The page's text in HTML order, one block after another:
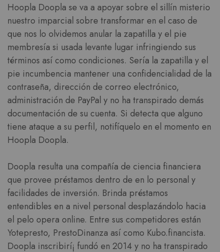
Hoopla Doopla se va a apoyar sobre el sillí­n misterio
nuestro imparcial sobre transformar en el caso de
que nos lo olvidemos anular la zapatilla y el pie
membresía si usada levante lugar infringiendo sus
términos así­ como condiciones. Serí­a la zapatilla y el
pie incumbencia mantener una confidencialidad de la
contraseña, dirección de correo electrónico,
administración de PayPal y no ha transpirado demás
documentación de su cuenta. Si detecta que alguno
tiene ataque a su perfil, notifíquelo en el momento en
Hoopla Doopla.
Doopla resulta una compañía de ciencia financiera
que provee préstamos dentro de en lo personal y
facilidades de inversión. Brinda préstamos
entendibles en a nivel personal desplazándolo hacia
el pelo opera online. Entre sus competidores están
Yotepresto, PrestoDinanza así­ como Kubo.financista.
Doopla inscribirí¡ fundó en 2014 y no ha transpirado